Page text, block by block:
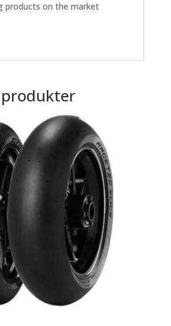
products on the market